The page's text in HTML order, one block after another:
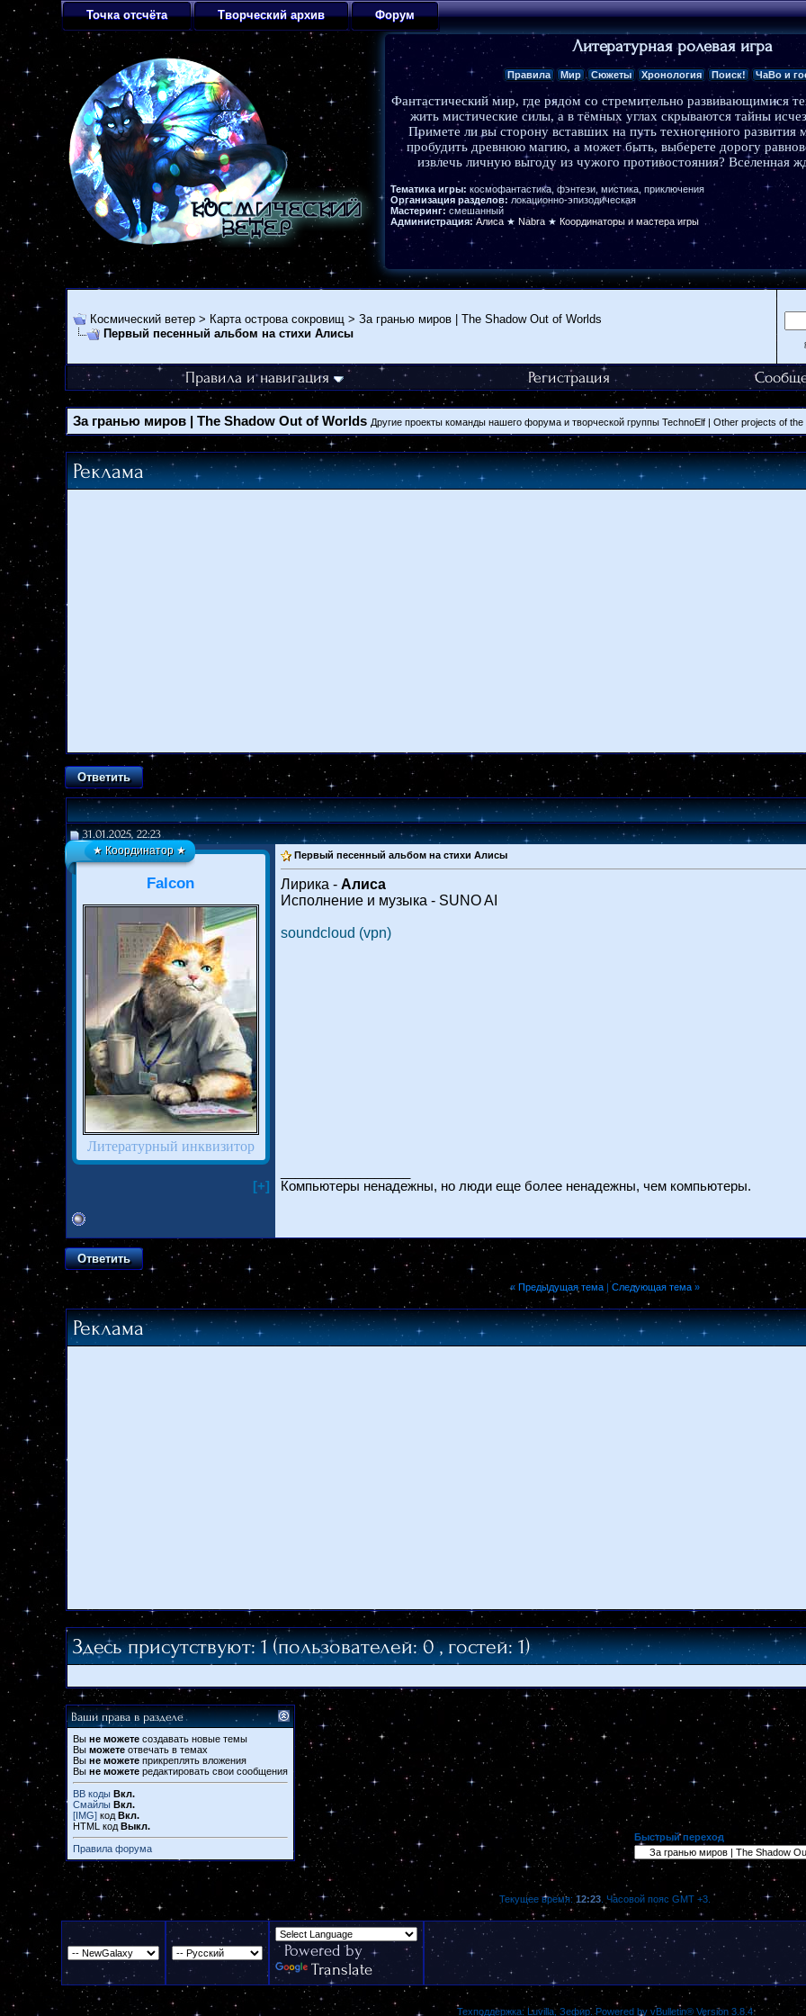
Точка отсчёта Творческий архив Форум
Литературная ролевая игра
Правила Мир Сюжеты Хронология Поиск! ЧаВо и
Фантастический мир, где рядом со стремительно развивающимися
жить мистические силы, а в тёмных углах скрываются тайны
Примете ли вы сторону вставших на путь техногенного развития
пробудить древнюю магию, а может быть, выберете дорогу
извлечь личную выгоду из чужого противостояния? Вселенная
Тематика игры: космофантастика, фэнтези, мистика, приключения
Организация разделов: локационно-эпизодическая
Мастеринг: смешанный
Администрация: Алиса★ Nabra★ Координаторы и мастера игры
Космический ветер > Карта острова сокровищ > За гранью миров | The Shadow Out of Worlds
Первый песенный альбом на стихи Алисы
Правила и навигация Регистрация
За гранью миров | The Shadow Out of Worlds Другие проекты команды нашего форума и творческой группы TechnoElf | Other projects of
Реклама
Ответить
31.01.2025, 22:23
Falcon
★ Координатор ★
Литературный инквизитор
[+]
Первый песенный альбом на стихи Алисы
Лирика - Алиса
Исполнение и музыка - SUNO AI
soundcloud (vpn)
Компьютеры ненадежны, но люди еще более ненадежны, чем компьютеры.
Ответить
« Предыдущая тема| Следующая тема »
Реклама
Здесь присутствуют: 1(пользователей: 0 , гостей: 1)
Ваши права в разделе
Вы не можетесоздавать новые темы
Вы можетеотвечать в темах
Вы не можетеприкреплять вложения
Вы не можетередактировать свои сообщения
BB коды Вкл.
Смайлы Вкл.
[IMG]код Вкл.
HTML код Выкл.
Правила форума
Быстрый переход
Текущее время: 12:23. Часовой пояс GMT +3.
Powered by
Translate
Техподдержка: Luvilla, Зефир.Powered by vBulletin® Version 3.8.4